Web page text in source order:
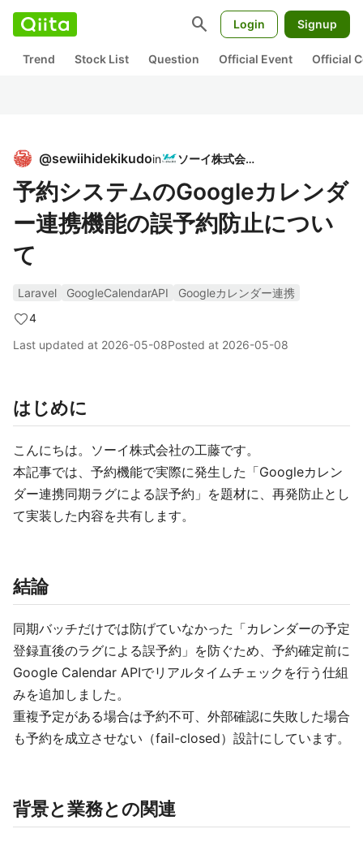
search Login Signup
Trend Stock List Question Official Event Official
@sewiihidekikudoin ソーイ株式会社
予約システムのGoogleカレンダ
ー連携機能の誤予約防止につい
て
Laravel GoogleCalendarAPI
Googleカレンダー連携
4
Last updated at 2026-05-08Posted at 2026-05-08
はじめに
こんにちは。ソーイ株式会社の工藤です。
本記事では、予約機能で実際に発生した「Googleカレン
ダー連携同期ラグによる誤予約」を題材に、再発防止とし
て実装した内容を共有します。
結論
同期バッチだけでは防げていなかった「カレンダーの予定
登録直後のラグによる誤予約」を防ぐため、予約確定前に
Google Calendar APIでリアルタイムチェックを行う仕組
みを追加しました。
重複予定がある場合は予約不可、外部確認に失敗した場合
も予約を成立させない（fail-closed）設計にしています。
背景と業務との関連